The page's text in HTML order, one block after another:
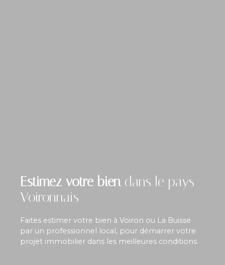
Estimez votre biendans le pays
Voironnais
Faites estimer votre bien à Voiron ou La Buisse
par un professionnel local, pour démarrer votre
projet immobilier dans les meilleures conditions.